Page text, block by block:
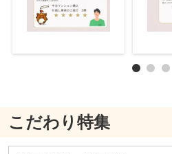
こだわり特集